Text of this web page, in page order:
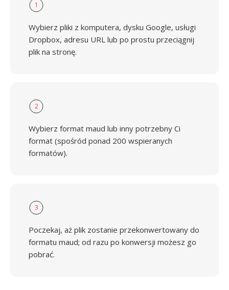
1
Wybierz pliki z komputera, dysku Google, usługi
Dropbox, adresu URL lub po prostu przeciągnij
plik na stronę.
2
Wybierz format maud lub inny potrzebny Ci
format (spośród ponad 200 wspieranych
formatów).
3
Poczekaj, aż plik zostanie przekonwertowany do
formatu maud; od razu po konwersji możesz go
pobrać.